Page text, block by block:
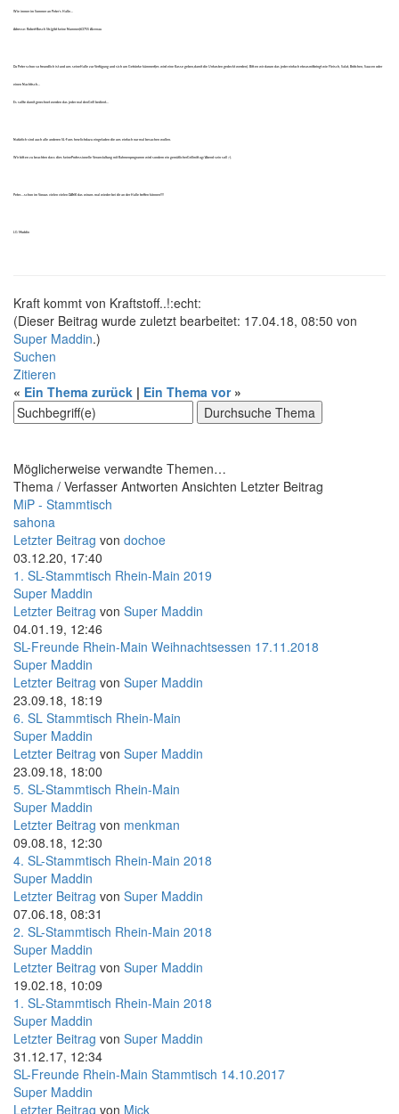
Wie immer im Sommer an Peter´s Halle...
Adresse: Robert-Bosch Str.(gibt keine Nummer)63755 Alzenau
Da Peter schon so freundlich ist und uns seineHalle zur Verfügung und sich um Getränke kümmert(es wird eine Kasse geben,damit die Unkosten gedeckt werden). Bitten wir darum das jeder einfach etwasmitbringt wie Fleisch, Salat, Brötchen, Saucen oder
einen Nachtisch…
Es sollte damit gerechnet werden das jeder mal denGrill bedient...
Natürlich sind auch alle anderen SL-Fans herzlichdazu eingeladen die uns einfach nur mal besuchen wollen.
Wir bitten zu beachten dass dies keineProfessionelle Veranstaltung mit Rahmenprogramm wird sondern ein gemütlicherGrillmittag/Abend sein soll ;-).
Peter….schon im Voraus vielen vielen DANK das wiruns mal wieder bei dir an der Halle treffen können!!!!
LG Maddin
Kraft kommt von Kraftstoff..!:echt:
(Dieser Beitrag wurde zuletzt bearbeitet: 17.04.18, 08:50 von
Super Maddin.)
Suchen
Zitieren
« Ein Thema zurück | Ein Thema vor»
Möglicherweise verwandte Themen…
Thema / Verfasser Antworten Ansichten Letzter Beitrag
MiP - Stammtisch
sahona
Letzter Beitrag von dochoe
03.12.20, 17:40
1. SL-Stammtisch Rhein-Main 2019
Super Maddin
Letzter Beitrag von Super Maddin
04.01.19, 12:46
SL-Freunde Rhein-Main Weihnachtsessen 17.11.2018
Super Maddin
Letzter Beitrag von Super Maddin
23.09.18, 18:19
6. SL Stammtisch Rhein-Main
Super Maddin
Letzter Beitrag von Super Maddin
23.09.18, 18:00
5. SL-Stammtisch Rhein-Main
Super Maddin
Letzter Beitrag von menkman
09.08.18, 12:30
4. SL-Stammtisch Rhein-Main 2018
Super Maddin
Letzter Beitrag von Super Maddin
07.06.18, 08:31
2. SL-Stammtisch Rhein-Main 2018
Super Maddin
Letzter Beitrag von Super Maddin
19.02.18, 10:09
1. SL-Stammtisch Rhein-Main 2018
Super Maddin
Letzter Beitrag von Super Maddin
31.12.17, 12:34
SL-Freunde Rhein-Main Stammtisch 14.10.2017
Super Maddin
Letzter Beitrag von Mick